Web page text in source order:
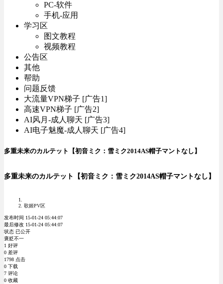
PC-软件
手机-应用
学习区
图文教程
视频教程
公告区
其他
帮助
问题反馈
大流量VPN梯子 [广告1]
高速VPN梯子 [广告2]
AI风月-成人聊天 [广告3]
AI电子魅魔-成人聊天 [广告4]
多重未来のカルテット【初音ミク：雪ミク2014AS帽子マントなし】
多重未来のカルテット【初音ミク：雪ミク2014AS帽子マントなし】
歌姬PV区
发布时间 15-01-24 05:44:07
最后修改 15-01-24 05:44:07
状态 已公开
褒贬不一
1 好评
0 差评
1798 点击
0 下载
7 评论
0 收藏